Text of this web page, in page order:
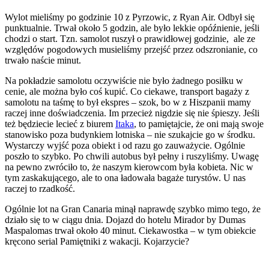
Wylot mieliśmy po godzinie 10 z Pyrzowic, z Ryan Air. Odbył się
punktualnie. Trwał około 5 godzin, ale było lekkie opóźnienie, jeśli
chodzi o start. Tzn. samolot ruszył o prawidłowej godzinie, ale ze
względów pogodowych musieliśmy przejść przez odszronianie, co
trwało naście minut.
Na pokładzie samolotu oczywiście nie było żadnego posiłku w
cenie, ale można było coś kupić. Co ciekawe, transport bagaży z
samolotu na taśmę to był ekspres – szok, bo w z Hiszpanii mamy
raczej inne doświadczenia. Im przecież nigdzie się nie śpieszy. Jeśli
też będziecie lecieć z biurem Itaka, to pamiętajcie, że oni mają swoje
stanowisko poza budynkiem lotniska – nie szukajcie go w środku.
Wystarczy wyjść poza obiekt i od razu go zauważycie. Ogólnie
poszło to szybko. Po chwili autobus był pełny i ruszyliśmy. Uwagę
na pewno zwróciło to, że naszym kierowcom była kobieta. Nic w
tym zaskakującego, ale to ona ładowała bagaże turystów. U nas
raczej to rzadkość.
Ogólnie lot na Gran Canaria minął naprawdę szybko mimo tego, że
działo się to w ciągu dnia. Dojazd do hotelu Mirador by Dumas
Maspalomas trwał około 40 minut. Ciekawostka – w tym obiekcie
kręcono serial Pamiętniki z wakacji. Kojarzycie?